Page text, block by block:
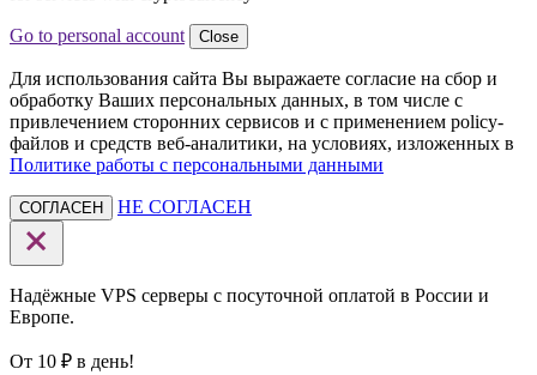
Go to personal account Close
Для использования сайта Вы выражаете согласие на сбор и
обработку Ваших персональных данных, в том числе с
привлечением сторонних сервисов и с применением policy-
файлов и средств веб-аналитики, на условиях, изложенных в
Политике работы с персональными данными
СОГЛАСЕН НЕ СОГЛАСЕН
Надёжные VPS серверы с посуточной оплатой в России и
Европе.
От 10 ₽ в день!